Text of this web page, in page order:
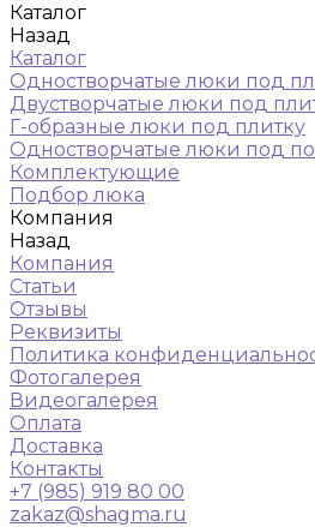
Каталог
Назад
Каталог
Одностворчатые люки под
Двустворчатые люки под
Г-образные люки под плитку
Одностворчатые люки под
Комплектующие
Подбор люка
Компания
Назад
Компания
Статьи
Отзывы
Реквизиты
Политика
Фотогалерея
Видеогалерея
Оплата
Доставка
Контакты
+7 (985) 919 80 00
zakaz@shagma.ru